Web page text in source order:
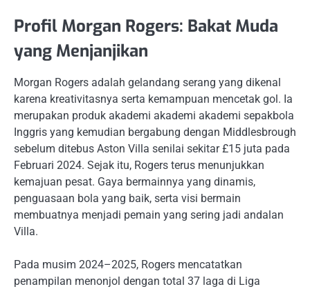
Profil Morgan Rogers: Bakat Muda
yang Menjanjikan
Morgan Rogers adalah gelandang serang yang dikenal
karena kreativitasnya serta kemampuan mencetak gol. Ia
merupakan produk akademi akademi akademi sepakbola
Inggris yang kemudian bergabung dengan Middlesbrough
sebelum ditebus Aston Villa senilai sekitar £15 juta pada
Februari 2024. Sejak itu, Rogers terus menunjukkan
kemajuan pesat. Gaya bermainnya yang dinamis,
penguasaan bola yang baik, serta visi bermain
membuatnya menjadi pemain yang sering jadi andalan
Villa.
Pada musim 2024–2025, Rogers mencatatkan
penampilan menonjol dengan total 37 laga di Liga